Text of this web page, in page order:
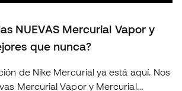
NUEVAS Mercurial Vapor y
que nunca?
de Nike Mercurial ya está aquí. Nos
Mercurial Vapor y Mercurial